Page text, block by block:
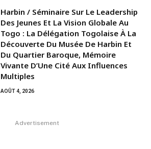
Harbin / Séminaire Sur Le Leadership
Des Jeunes Et La Vision Globale Au
Togo : La Délégation Togolaise À La
Découverte Du Musée De Harbin Et
Du Quartier Baroque, Mémoire
Vivante D’Une Cité Aux Influences
Multiples
AOÛT 4, 2026
Advertisement